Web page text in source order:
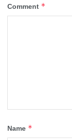
Comment *
Name *